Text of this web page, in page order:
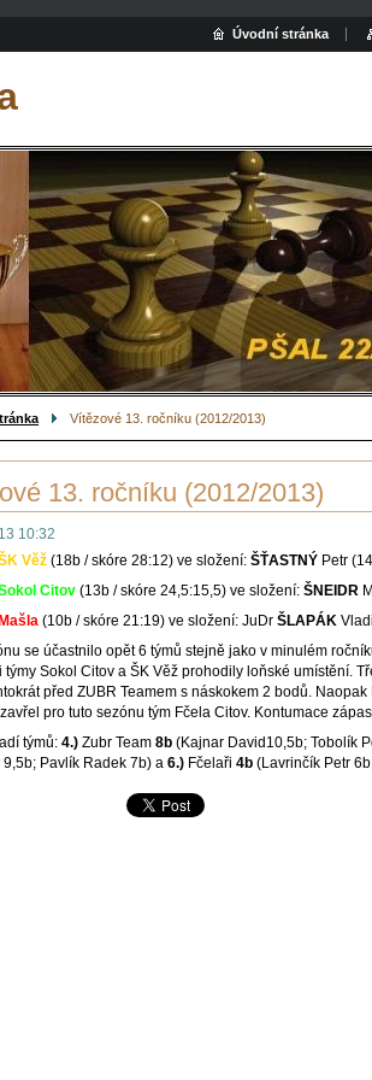
Vítězové 13. ročníku (2012/2013)
13. ročníku (2012/2013)
10:32
Věž (18b / skóre 28:12) ve složení: ŠŤASTNÝ Petr
Citov (13b / skóre 24,5:15,5) ve složení: ŠNEIDR
Mašla (10b / skóre 21:19) ve složení: JuDr ŠLAPÁK
se účastnilo opět 6 týmů stejně jako v minulém
týmy Sokol Citov a ŠK Věž prohodily loňské umístění.
před ZUBR Teamem s náskokem 2 bodů.
pro tuto sezónu tým Fčela Citov. Kontumace
týmů: 4.) Zubr Team 8b (Kajnar David10,5b; Tobolík
Pavlík Radek 7b) a 6.) Fčelaři 4b (Lavrinčík Petr
Úvodní stránka